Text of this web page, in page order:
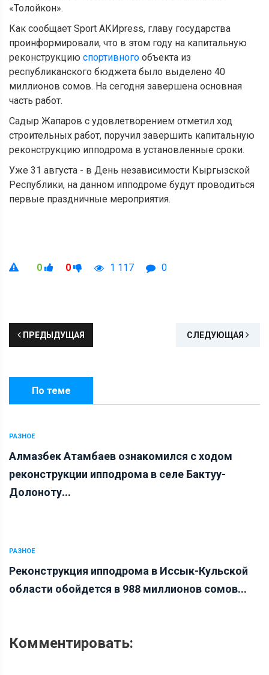
«Толойкон».
Как сообщает Sport АКИpress, главу государства
проинформировали, что в этом году на капитальную
реконструкцию спортивного объекта из
республиканского бюджета было выделено 40
миллионов сомов. На сегодня завершена основная
часть работ.
Садыр Жапаров с удовлетворением отметил ход
строительных работ, поручил завершить капитальную
реконструкцию ипподрома в установленные сроки.
Уже 31 августа - в День независимости Кыргызской
Республики, на данном ипподроме будут проводиться
первые праздничные мероприятия.
0 0 1 117 0
ПРЕДЫДУЩАЯ СЛЕДУЮЩАЯ
По теме
РАЗНОЕ
Алмазбек Атамбаев ознакомился с ходом
реконструкции ипподрома в селе Бактуу-
Долоноту...
РАЗНОЕ
Реконструкция ипподрома в Иссык-Кульской
области обойдется в 988 миллионов сомов...
Комментировать: